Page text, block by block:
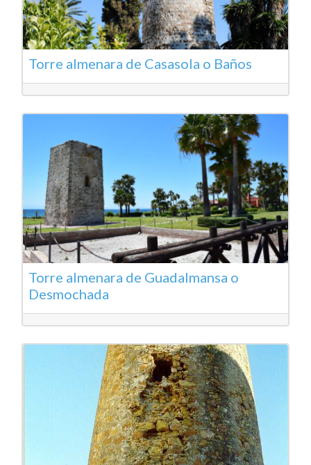
Torre almenara de Casasola o Baños
Torre almenara de Guadalmansa o
Desmochada